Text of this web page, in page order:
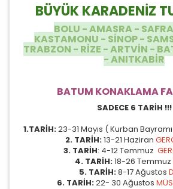
BÜYÜK KARADENİZ
BOLU - AMASRA -
KASTAMONU - SİNOP -
TRABZON - RİZE - ARTVİN -
- ANITKABİR
BATUM KONAKLAMA
SADECE 6 TARİH !!!
1.TARİH:23-31 Mayıs ( Kurban
2. TARİH:13-21 Haziran
3. TARİH: 4-12 Temmuz
4. TARİH:18-26 Temmuz
5. TARİH:8-17 Ağustos
6. TARİH:22- 30 Ağustos